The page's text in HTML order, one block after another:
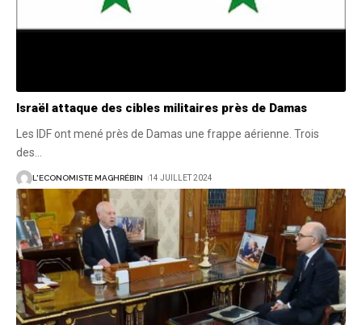
Israël attaque des cibles militaires près de Damas
Les IDF ont mené près de Damas une frappe aérienne. Trois
des
L'ECONOMISTE MAGHRÉBIN 14 JUILLET 2024